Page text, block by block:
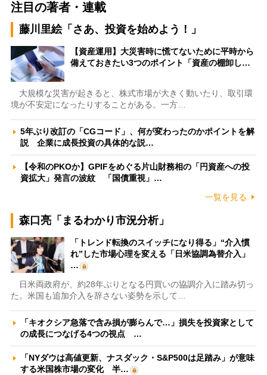
注目の著者・連載
藤川里絵「さあ、投資を始めよう！」
【資産運用】大災害時に慌てないために平時から
備えておきたい3つのポイント「資産の棚卸し…
大規模な災害が起きると、株式市場が大きく動いたり、取引環
境が不安定になったりすることがある。一方…
5年ぶり改訂の「CGコード」、何が変わったのかポイントを解
説 企業に成長投資の具体的な説…
【令和のPKOか】GPIFをめぐる片山財務相の「円資産への投
資拡大」発言の波紋 「国債重視」…
一覧を見る
森口亮「まるわかり市況分析」
「トレンド転換のスイッチになり得る」“介入慣
れ”した市場心理を変える「日米協調為替介入」
…
日米両政府が、約28年ぶりとなる円買いの協調介入に踏み切っ
た。米国も追加介入を辞さない姿勢を示して…
「キオクシア急落で含み損が膨らんで…」損失を投資家として
の成長につなげる4つの視点 …
「NYダウは高値更新、ナスダック・S&P500は足踏み」が意味
する米国株市場の変化 半…